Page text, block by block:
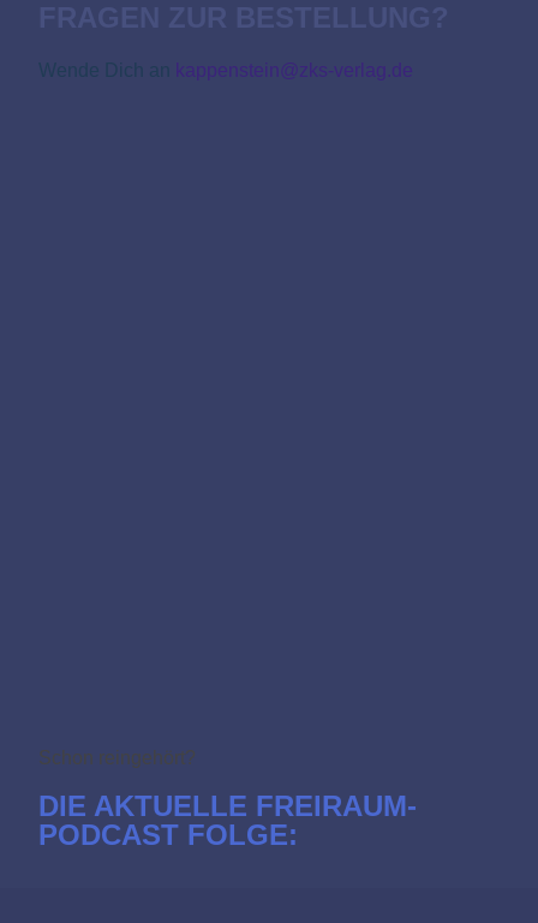
FRAGEN ZUR BESTELLUNG?
Wende Dich an kappenstein@zks-verlag.de
Schon reingehört?
DIE AKTUELLE FREIRAUM-
PODCAST FOLGE: